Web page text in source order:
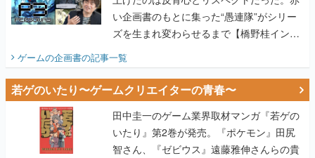
い企画書のもとに集った“愚連隊”がシリー
ズを生まれ変わらせるまで【橋野桂インタ
ビュー】
ゲームの企画書の記事一覧
若ゲのいたり〜ゲームクリエイターの青春〜
田中圭一のゲーム業界取材マンガ『若ゲの
いたり』第2巻が発売。『ポケモン』田尻
智さん、『ゼビウス』遠藤雅伸さんらの貴